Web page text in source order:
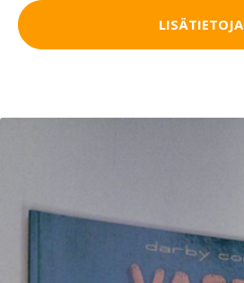
LISÄTIETOJA